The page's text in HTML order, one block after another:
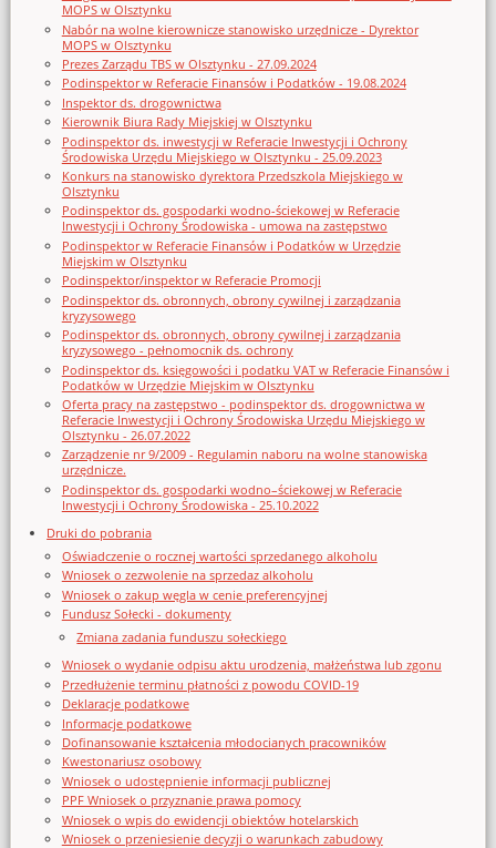
MOPS w Olsztynku
Nabór na wolne kierownicze stanowisko urzędnicze - Dyrektor
MOPS w Olsztynku
Prezes Zarządu TBS w Olsztynku - 27.09.2024
Podinspektor w Referacie Finansów i Podatków - 19.08.2024
Inspektor ds. drogownictwa
Kierownik Biura Rady Miejskiej w Olsztynku
Podinspektor ds. inwestycji w Referacie Inwestycji i Ochrony
Środowiska Urzędu Miejskiego w Olsztynku - 25.09.2023
Konkurs na stanowisko dyrektora Przedszkola Miejskiego w
Olsztynku
Podinspektor ds. gospodarki wodno-ściekowej w Referacie
Inwestycji i Ochrony Środowiska - umowa na zastępstwo
Podinspektor w Referacie Finansów i Podatków w Urzędzie
Miejskim w Olsztynku
Podinspektor/inspektor w Referacie Promocji
Podinspektor ds. obronnych, obrony cywilnej i zarządzania
kryzysowego
Podinspektor ds. obronnych, obrony cywilnej i zarządzania
kryzysowego - pełnomocnik ds. ochrony
Podinspektor ds. księgowości i podatku VAT w Referacie Finansów i
Podatków w Urzędzie Miejskim w Olsztynku
Oferta pracy na zastępstwo - podinspektor ds. drogownictwa w
Referacie Inwestycji i Ochrony Środowiska Urzędu Miejskiego w
Olsztynku - 26.07.2022
Zarządzenie nr 9/2009 - Regulamin naboru na wolne stanowiska
urzędnicze.
Podinspektor ds. gospodarki wodno–ściekowej w Referacie
Inwestycji i Ochrony Środowiska - 25.10.2022
Druki do pobrania
Oświadczenie o rocznej wartości sprzedanego alkoholu
Wniosek o zezwolenie na sprzedaz alkoholu
Wniosek o zakup węgla w cenie preferencyjnej
Fundusz Sołecki - dokumenty
Zmiana zadania funduszu sołeckiego
Wniosek o wydanie odpisu aktu urodzenia, małżeństwa lub zgonu
Przedłużenie terminu płatności z powodu COVID-19
Deklaracje podatkowe
Informacje podatkowe
Dofinansowanie kształcenia młodocianych pracowników
Kwestonariusz osobowy
Wniosek o udostępnienie informacji publicznej
PPF Wniosek o przyznanie prawa pomocy
Wniosek o wpis do ewidencji obiektów hotelarskich
Wniosek o przeniesienie decyzji o warunkach zabudowy